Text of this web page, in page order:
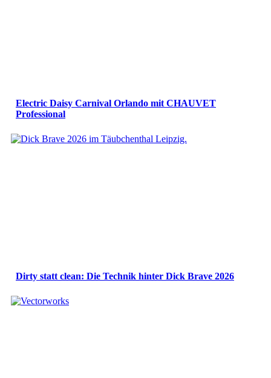
Electric Daisy Carnival Orlando mit CHAUVET
Professional
Dirty statt clean: Die Technik hinter Dick Brave 2026